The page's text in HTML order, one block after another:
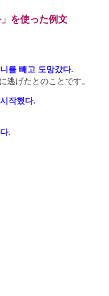
を使った例文
를 빼고 도망갔다.
逃げたとのことです。
작했다.
.